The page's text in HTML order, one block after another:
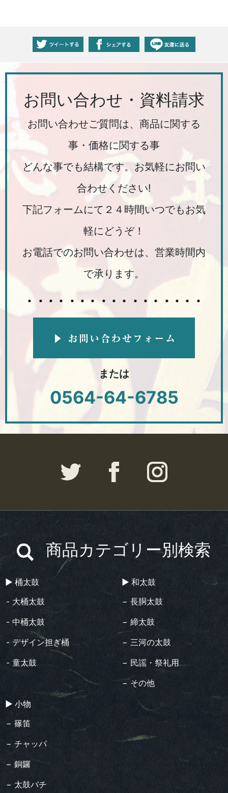
お問い合わせ・資料請求
お問い合わせご質問は、商品に関する
事・価格に関する事
どんな事でも結構です。お気軽にお問い
合わせください!
下記フォームにて２４時間いつでもお気
軽にどうぞ！
お電話でのお問い合わせは、営業時間内
で承ります。
または
0564-64-6785
商品カテゴリー別検索
▶︎ 桶太鼓
- 大桶太鼓
- 中桶太鼓
- デザイン担ぎ桶
- 童太鼓
▶︎ 和太鼓
− 長胴太鼓
− 締太鼓
− 三河の太鼓
− 民謡・祭礼用
− その他
▶︎ 小物
− 篠笛
− チャッパ
− 銅鑼
− 太鼓バチ